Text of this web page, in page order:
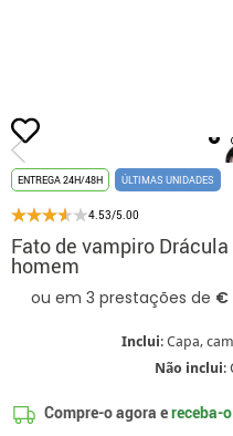
início
ENTREGA 24H/48H ÚLTIMAS UNIDADES
4.53/5.00
Fato de vampiro Drácula
homem
Inclui: Capa,
Não inclui:
Compre-o agora ereceba-